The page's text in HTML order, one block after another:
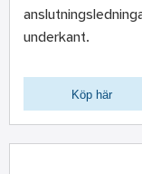
underkant.
Köp här